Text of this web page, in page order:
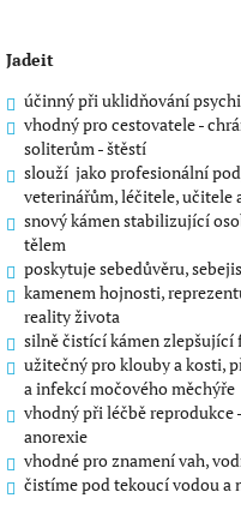
Jadeit
účinný při uklidňování
vhodný pro cestovatele -
soliterům - štěstí
slouží jako profesionální
veterinářům, léčitele, učitele
snový kámen stabilizující
tělem
poskytuje sebedůvěru,
kamenem hojnosti,
reality života
silně čistící kámen
užitečný pro klouby a kosti,
a infekcí močového měchýře
vhodný při léčbě reprodukce
anorexie
vhodné pro znamení vah,
čistíme pod tekoucí vodou a